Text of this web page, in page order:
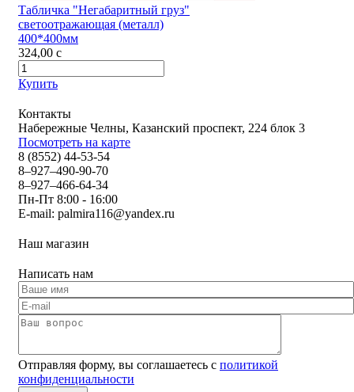
Табличка "Негабаритный груз"
светоотражающая (металл)
400*400мм
324,00 c
Купить
Контакты
Набережные Челны, Казанский проспект, 224 блок 3
Посмотреть на карте
8 (8552) 44-53-54
8–927–490-90-70
8–927–466-64-34
Пн-Пт 8:00 - 16:00
E-mail: palmira116@yandex.ru
Наш магазин
Написать нам
Отправляя форму, вы соглашаетесь с политикой
конфиденциальности